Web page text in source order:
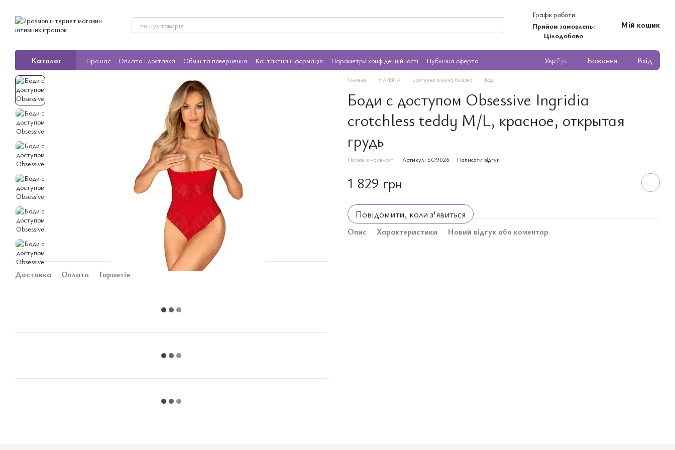
Графік роботи:
Прийом замовлень:
Цілодобово
Мій кошик
Каталог Про нас Оплата і доставка Обмін та повернення Контактна інформація Параметри конфіденційності Публічна оферта УкрРус Бажання Вхід
Доставка Оплата Гарантія
Головна БІЛИЗНА Еротична жіноча білизна Боді
Боди с доступом Obsessive Ingridia
crotchless teddy M/L, красное, открытая
грудь
Немає в наявності Артикул: SO9026 Написати відгук
1 829 грн
Повідомити, коли з'явиться
Опис Характеристики Новий відгук або коментар